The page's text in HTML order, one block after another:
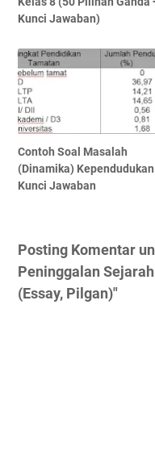
Kunci Jawaban)
Contoh Soal Masalah
(Dinamika)
Kunci Jawaban
Posting Komentar
Peninggalan
(Essay, Pilgan)"